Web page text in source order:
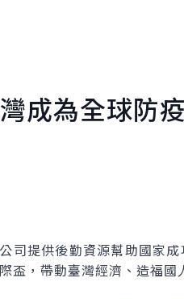
成為全球防
司提供後勤資源幫助國家
盃，帶動臺灣經濟、造福國